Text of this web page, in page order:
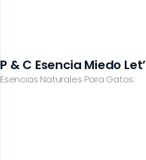
Esencias Naturales Para Gatos:
P & C Esencia Miedo